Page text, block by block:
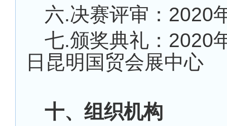
六.决赛评审：2020
七.颁奖典礼：2020
日昆明国贸会展中心
十、组织机构